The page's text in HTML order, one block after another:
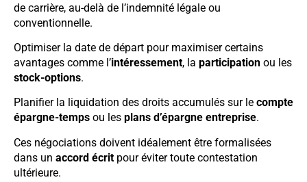
de carrière, au-delà de l’indemnité légale ou
conventionnelle.
Optimiser la date de départ pour maximiser certains
avantages comme l’intéressement, la participation ou les
stock-options.
Planifier la liquidation des droits accumulés sur le compte
épargne-temps ou les plans d’épargne entreprise.
Ces négociations doivent idéalement être formalisées
dans un accord écrit pour éviter toute contestation
ultérieure.